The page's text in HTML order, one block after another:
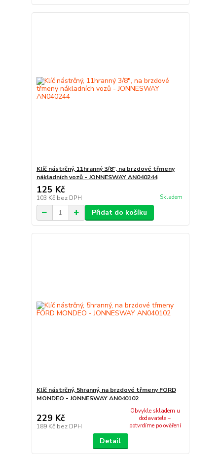
Klíč nástrčný, 11hranný 3/8", na brzdové třmeny
nákladních vozů - JONNESWAY AN040244
125 Kč
103 Kč bez DPH Skladem
Přidat do košíku
Klíč nástrčný, 5hranný, na brzdové třmeny FORD
MONDEO - JONNESWAY AN040102
229 Kč
189 Kč bez DPH
Obvykle skladem u
dodavatele –
potvrdíme po ověření
Detail